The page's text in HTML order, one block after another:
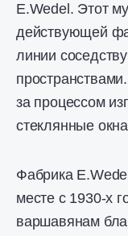
E.Wedel. Этот
действующей
линии
за процессом
стеклянные
Фабрика
месте с 1930-х
варшавянам